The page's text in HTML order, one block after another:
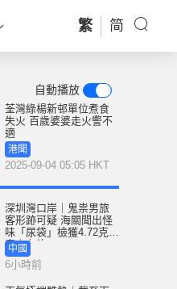
繁 简
自動播放
荃灣綠楊新邨單位煮食
失火 百歲婆婆走火警不
適
港聞
2025-09-04 05:05 HKT
深圳灣口岸｜鬼祟男旅
客形跡可疑 海關聞出怪
味「尿袋」檢獲4.72克冰
毒｜有片
中國
6小時前